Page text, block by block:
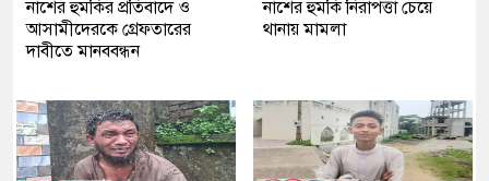
নাশের হুমকির প্রতিবাদে ও
আসামীদেরকে গ্রেফতারের
দাবীতে মানববন্ধন
নাশের হুমকি নিরাপত্তা চেয়ে
থানায় মামলা